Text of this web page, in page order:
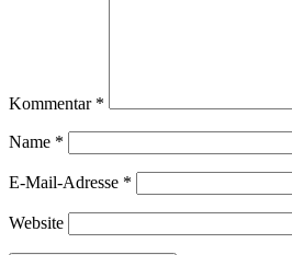
Kommentar *
Name *
E-Mail-Adresse *
Website